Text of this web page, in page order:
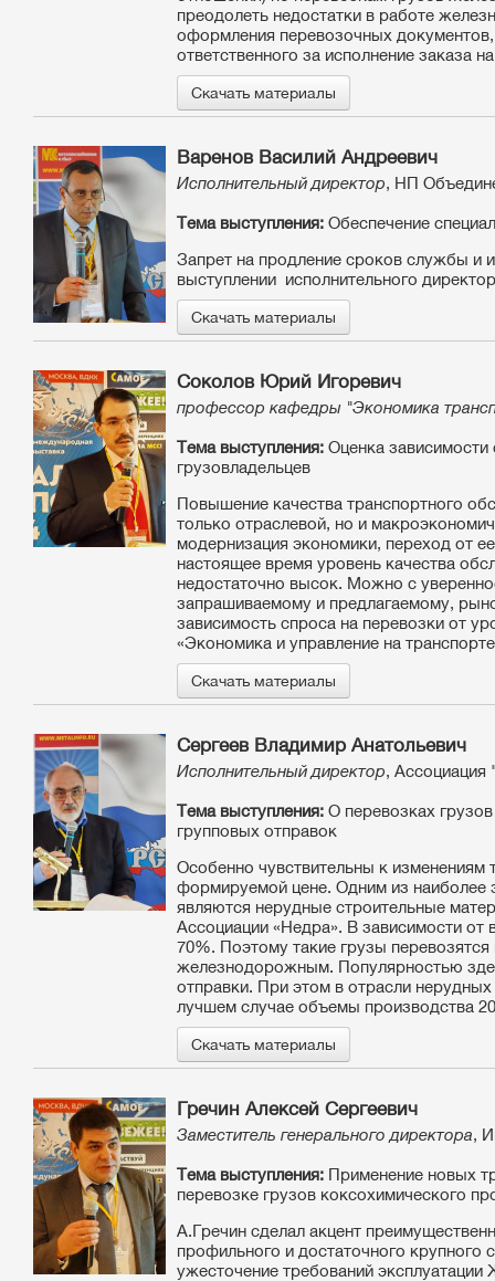
преодолеть недостатки в работе
оформления перевозочных документов,
ответственного за исполнение заказа
Скачать материалы
Варенов Василий Андреевич
Исполнительный директор, НП
Тема выступления: Обеспечение
Запрет на продление сроков службы и
выступлении исполнительного
Скачать материалы
Соколов Юрий Игоревич
профессор кафедры "Экономика
Тема выступления: Оценка зависимости
грузовладельцев
Повышение качества транспортного
только отраслевой, но и
модернизация экономики, переход от
настоящее время уровень качества
недостаточно высок. Можно с
запрашиваемому и предлагаемому,
зависимость спроса на перевозки от
«Экономика и управление на
Скачать материалы
Сергеев Владимир Анатольевич
Исполнительный директор, Ассоциация
Тема выступления: О перевозках
групповых отправок
Особенно чувствительны к изменениям
формируемой цене. Одним из наиболее
являются нерудные строительные
Ассоциации «Недра». В зависимости от
70%. Поэтому такие грузы
железнодорожным. Популярностью
отправки. При этом в отрасли
лучшем случае объемы производства
Скачать материалы
Гречин Алексей Сергеевич
Заместитель генерального директора,
Тема выступления: Применение новых
перевозке грузов коксохимического
А.Гречин сделал акцент
профильного и достаточного
ужесточение требований